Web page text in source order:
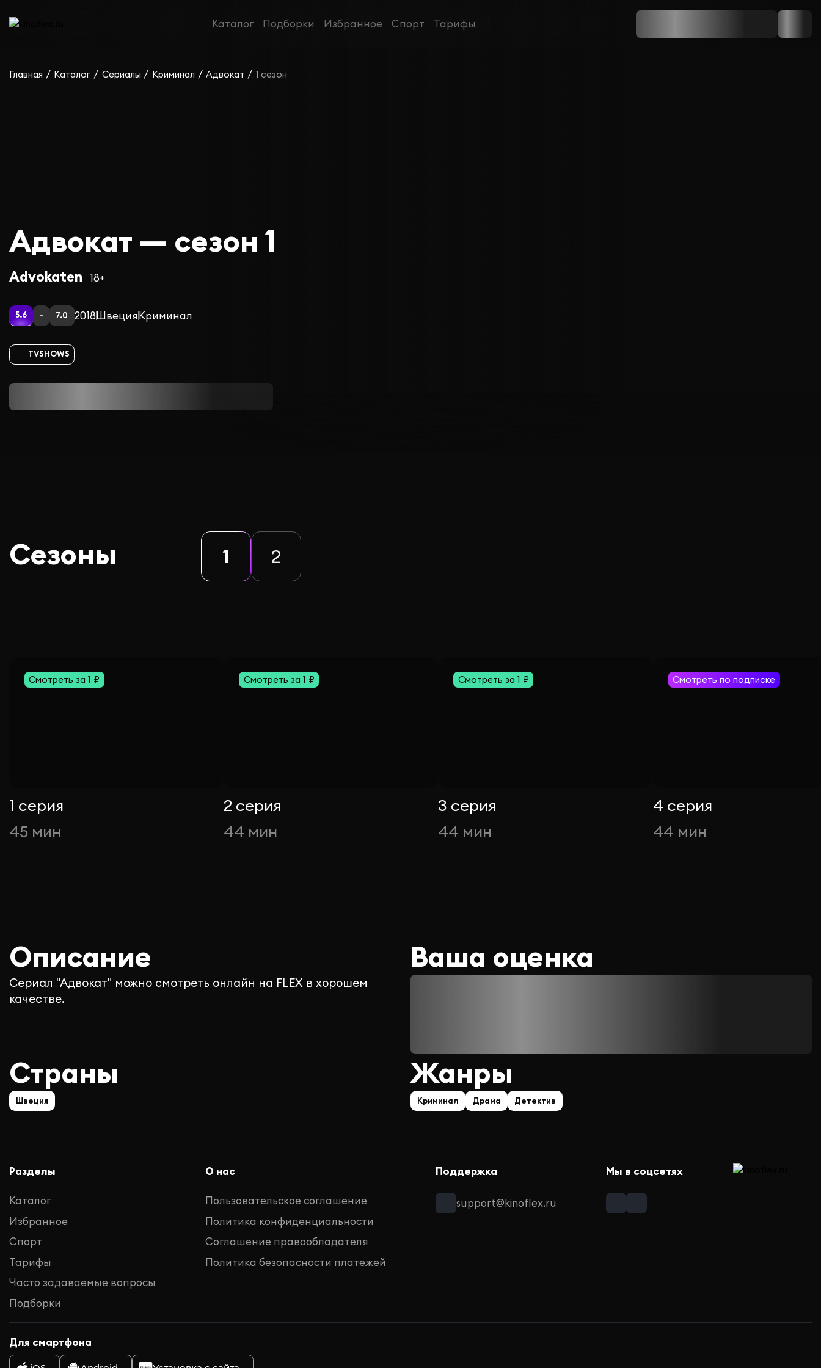
Каталог Подборки Избранное Спорт Тарифы
Главная / Каталог / Сериалы / Криминал / Адвокат / 1 сезон
Адвокат — сезон 1
Advokaten 18+
5.6 - 7.0 2018ШвецияКриминал
TVSHOWS
Сезоны 1 2
Смотреть за 1 ₽
1 серия
45 мин
Смотреть за 1 ₽
2 серия
44 мин
Смотреть за 1 ₽
3 серия
44 мин
Смотреть по подписке
4 серия
44 мин
Описание
Сериал "Адвокат" можно смотреть онлайн на FLEX в хорошем
качестве.
Ваша оценка
Страны
Швеция
Жанры
Криминал Драма Детектив
Разделы
Каталог
Избранное
Спорт
Тарифы
Часто задаваемые вопросы
Подборки
О нас
Пользовательское соглашение
Политика конфиденциальности
Соглашение правообладателя
Политика безопасности платежей
Поддержка
support@kinoflex.ru
Мы в соцсетях
Для смартфона